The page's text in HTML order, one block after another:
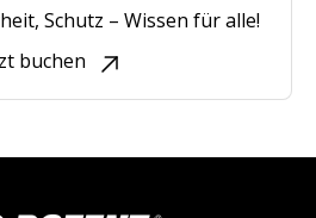
Schutz – Wissen für alle!
buchen